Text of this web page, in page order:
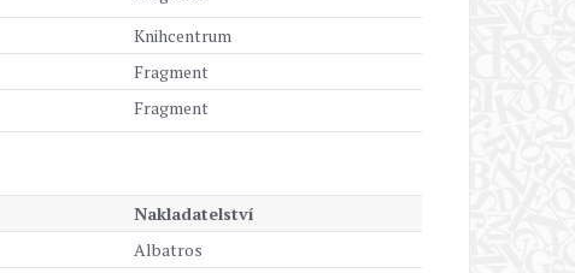
Knihcentrum
Fragment
Fragment
Nakladatelství
Albatros